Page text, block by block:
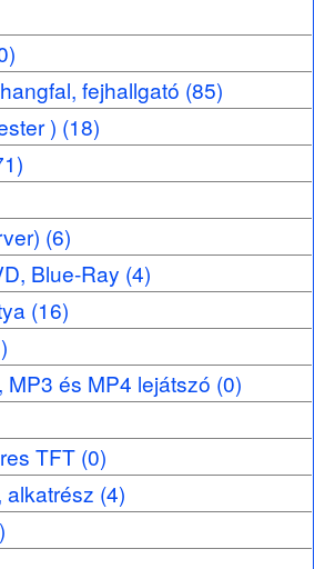
fejhallgató (85)
) (18)
(6)
Blue-Ray (4)
(16)
MP3 és MP4 lejátszó (0)
TFT (0)
alkatrész (4)